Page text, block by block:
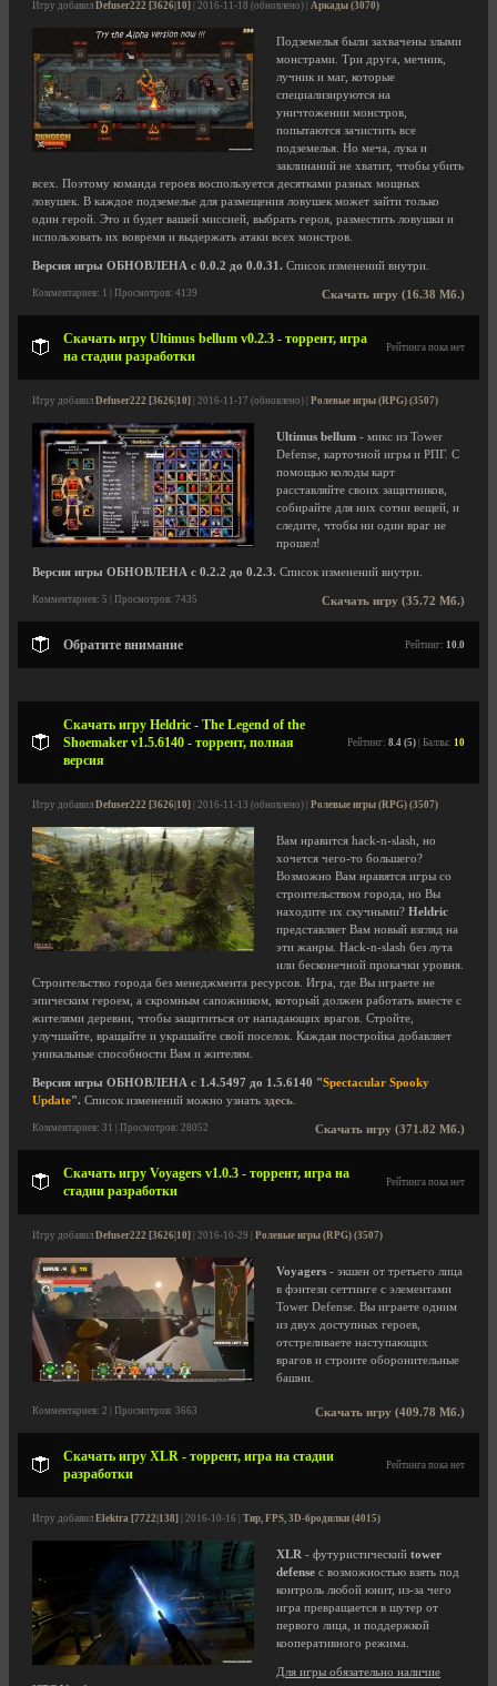
Игру добавил Defuser222 [3626|10] | 2016-11-18 (обновлено) | Аркады (3070)
Подземелья были захвачены злыми
монстрами. Три друга, мечник,
лучник и маг, которые
специализируются на
уничтожении монстров,
попытаются зачистить все
подземелья. Но меча, лука и
заклинаний не хватит, чтобы убить
всех. Поэтому команда героев воспользуется десятками разных мощных
ловушек. В каждое подземелье для размещения ловушек может зайти только
один герой. Это и будет вашей миссией, выбрать героя, разместить ловушки и
использовать их вовремя и выдержать атаки всех монстров.
Версия игры ОБНОВЛЕНА с 0.0.2 до 0.0.31. Список изменений внутри.
Скачать игру (16.38 Мб.)
Комментариев: 1 | Просмотров: 4139
Скачать игру Ultimus bellum v0.2.3 - торрент, игра
на стадии разработки
Рейтинга пока нет
Игру добавил Defuser222 [3626|10] | 2016-11-17 (обновлено) | Ролевые игры (RPG) (3507)
Ultimus bellum - микс из Tower
Defense, карточной игры и РПГ. С
помощью колоды карт
расставляйте своих защитников,
собирайте для них сотни вещей, и
следите, чтобы ни один враг не
прошел!
Версия игры ОБНОВЛЕНА с 0.2.2 до 0.2.3. Список изменений внутри.
Скачать игру (35.72 Мб.)
Комментариев: 5 | Просмотров: 7435
Обратите внимание Рейтинг: 10.0
Скачать игру Heldric - The Legend of the
Shoemaker v1.5.6140 - торрент, полная
версия
Рейтинг: 8.4 (5) | Баллы: 10
Игру добавил Defuser222 [3626|10] | 2016-11-13 (обновлено) | Ролевые игры (RPG) (3507)
Вам нравится hack-n-slash, но
хочется чего-то большего?
Возможно Вам нравятся игры со
строительством города, но Вы
находите их скучными? Heldric
представляет Вам новый взгляд на
эти жанры. Hack-n-slash без лута
или бесконечной прокачки уровня.
Строительство города без менеджмента ресурсов. Игра, где Вы играете не
эпическим героем, а скромным сапожником, который должен работать вместе с
жителями деревни, чтобы защититься от нападающих врагов. Стройте,
улучшайте, вращайте и украшайте свой поселок. Каждая постройка добавляет
уникальные способности Вам и жителям.
Версия игры ОБНОВЛЕНА с 1.4.5497 до 1.5.6140 "Spectacular Spooky
Update". Список изменений можно узнать здесь
Скачать игру (371.82 Мб.)
Комментариев: 31 | Просмотров: 28052
Скачать игру Voyagers v1.0.3 - торрент, игра на
стадии разработки
Рейтинга пока нет
Игру добавил Defuser222 [3626|10] | 2016-10-29 | Ролевые игры (RPG) (3507)
Voyagers - экшен от третьего лица
в фэнтези сеттинге с элементами
Tower Defense. Вы играете одним
из двух доступных героев,
отстреливаете наступающих
врагов и строите оборонительные
башни.
Скачать игру (409.78 Мб.)
Комментариев: 2 | Просмотров: 3663
Скачать игру XLR - торрент, игра на стадии
разработки
Рейтинга пока нет
Игру добавил Elektra [7722|138] | 2016-10-16 | Тир, FPS, 3D-бродилки (4015)
XLR - футуристический tower
defense с возможностью взять под
контроль любой юнит, из-за чего
игра превращается в шутер от
первого лица, и поддержкой
кооперативного режима.
Для игры обязательно наличие